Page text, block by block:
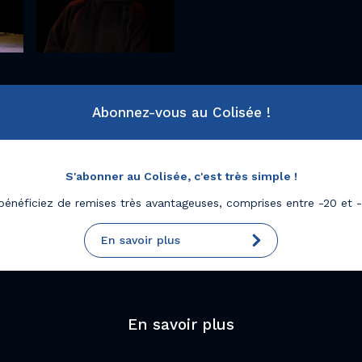
Abonnez-vous au Colisée !
S'abonner au Colisée, c'est très simple !
de remises très avantageuses, comprises entre -20 et
En savoir plus
En savoir plus